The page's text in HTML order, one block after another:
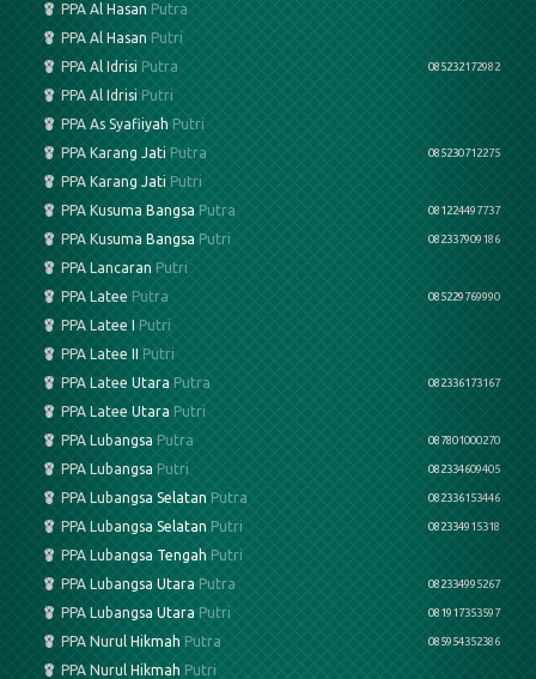
PPA Al Hasan Putra
PPA Al Hasan Putri
PPA Al Idrisi Putra 085232172982
PPA Al Idrisi Putri
PPA As Syafiiyah Putri
PPA Karang Jati Putra 085230712275
PPA Karang Jati Putri
PPA Kusuma Bangsa Putra 081224497737
PPA Kusuma Bangsa Putri 082337909186
PPA Lancaran Putri
PPA Latee Putra 085229769990
PPA Latee I Putri
PPA Latee II Putri
PPA Latee Utara Putra 082336173167
PPA Latee Utara Putri
PPA Lubangsa Putra 087801000270
PPA Lubangsa Putri 082334609405
PPA Lubangsa SelatanPutra 082336153446
PPA Lubangsa Selatan Putri 082334915318
PPA Lubangsa TengahPutri
PPA Lubangsa Utara Putra 082334995267
PPA Lubangsa Utara Putri 081917353597
PPA Nurul Hikmah Putra 085954352386
PPA Nurul Hikmah Putri